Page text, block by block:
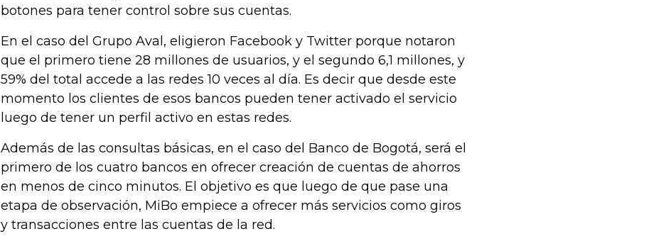
botones para tener control sobre sus cuentas.
En el caso del Grupo Aval, eligieron Facebook y Twitter porque notaron
que el primero tiene 28 millones de usuarios, y el segundo 6,1 millones, y
59% del total accede a las redes 10 veces al día. Es decir que desde este
momento los clientes de esos bancos pueden tener activado el servicio
luego de tener un perfil activo en estas redes.
Además de las consultas básicas, en el caso del Banco de Bogotá, será el
primero de los cuatro bancos en ofrecer creación de cuentas de ahorros
en menos de cinco minutos. El objetivo es que luego de que pase una
etapa de observación, MiBo empiece a ofrecer más servicios como giros
y transacciones entre las cuentas de la red.